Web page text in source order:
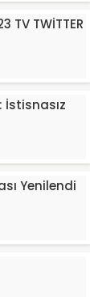
TV TWİTTER
İstisnasız
Yenilendi